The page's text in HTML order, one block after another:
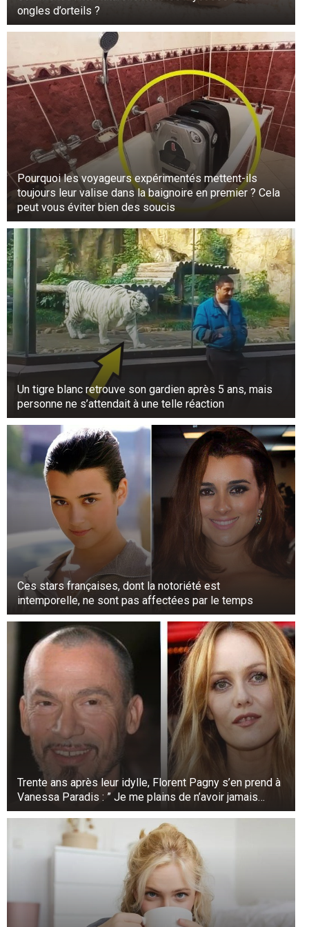
Elle ajoute qu’il s’efforçait de poster des
messages et de répondre aux commentaires de
ses abonnés pour leur remonter le moral.
ongles d’orteils ?
Pourquoi les voyageurs expérimentés mettent-ils
toujours leur valise dans la baignoire en premier ? Cela
peut vous éviter bien des soucis
Un tigre blanc retrouve son gardien après 5 ans, mais
personne ne s’attendait à une telle réaction
Ces stars françaises, dont la notoriété est
intemporelle, ne sont pas affectées par le temps
Trente ans après leur idylle, Florent Pagny s’en prend à
Vanessa Paradis : ” Je me plains de n’avoir jamais…